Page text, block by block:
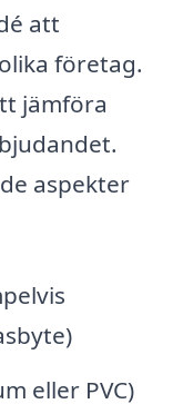
att
företag.
jämföra
aspekter
eller PVC)